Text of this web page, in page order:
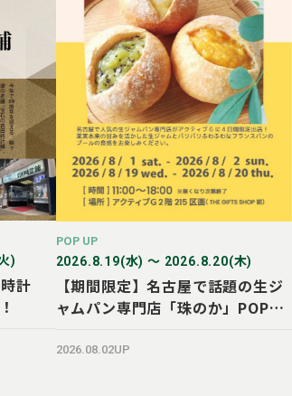
)
計
POP UP
2026.8.19(水) 〜 2026.8.20(木)
【期間限定】名古屋で話題の生ジ
ャムパン専門店「珠のか」POP
2026.08.02UP